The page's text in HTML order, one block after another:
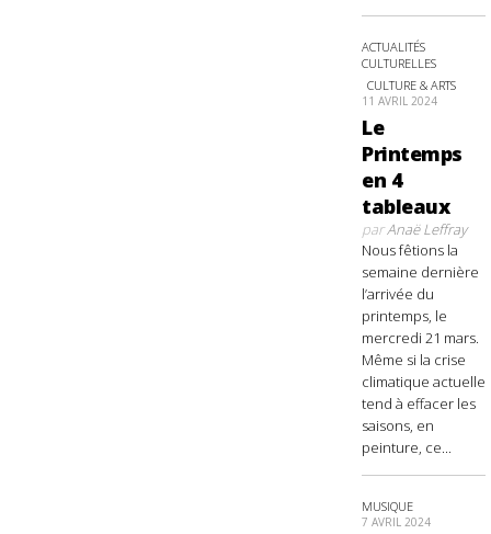
ACTUALITÉS
CULTURELLES
CULTURE & ARTS
11 AVRIL 2024
Le
Printemps
en 4
tableaux
parAnaë Leffray
Nous fêtions la
semaine dernière
l’arrivée du
printemps, le
mercredi 21 mars.
Même si la crise
climatique actuelle
tend à effacer les
saisons, en
peinture, ce...
MUSIQUE
7 AVRIL 2024